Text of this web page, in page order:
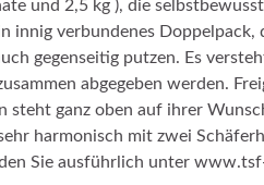
und 2,5 kg ), die
innig verbundenes Doppelpack,
gegenseitig putzen. Es
abgegeben werden.
steht ganz oben auf ihrer
harmonisch mit zwei
Sie ausführlich unter